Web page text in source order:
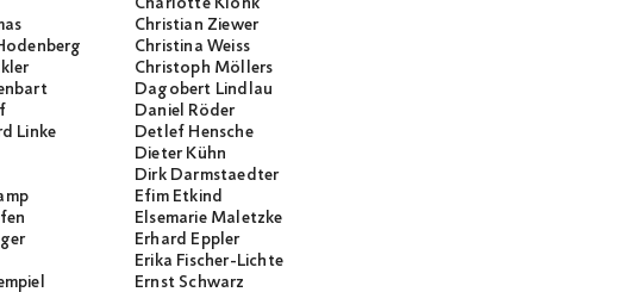
Christian Ziewer
Christina Weiss
Christoph Möllers
Dagobert Lindlau
Daniel Röder
Linke
Detlef Hensche
Dieter Kühn
Dirk Darmstaedter
Efim Etkind
Elsemarie Maletzke
Erhard Eppler
Erika Fischer-Lichte
Ernst Schwarz